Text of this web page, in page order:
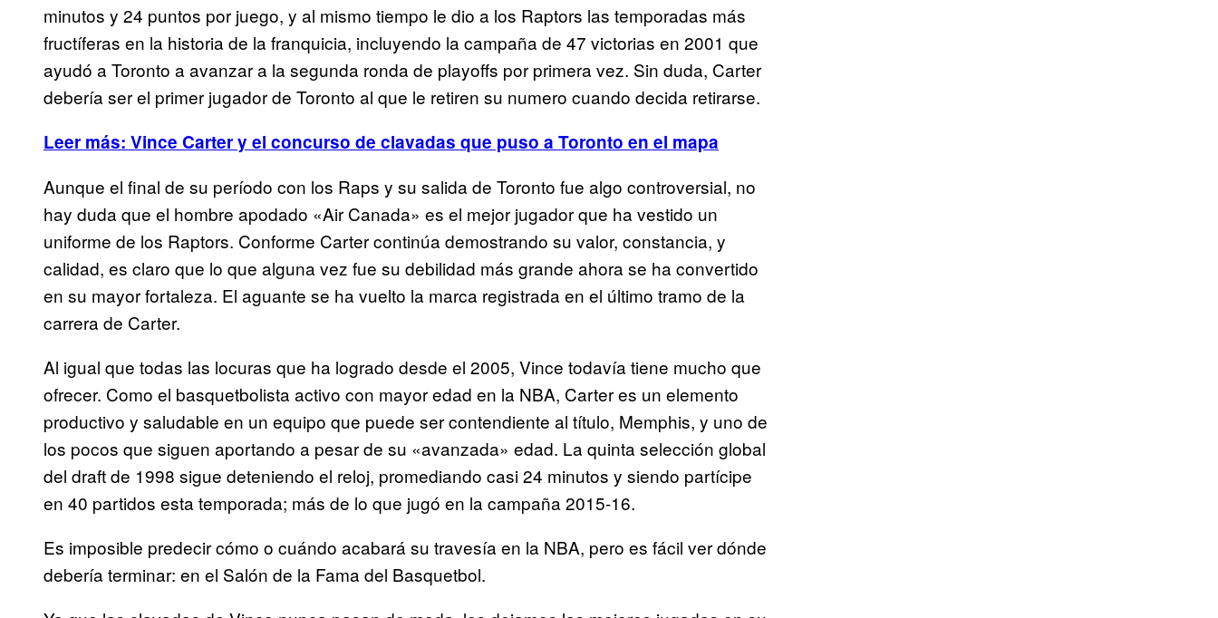
minutos y 24 puntos por juego, y al mismo tiempo le dio a los Raptors las temporadas más
fructíferas en la historia de la franquicia, incluyendo la campaña de 47 victorias en 2001 que
ayudó a Toronto a avanzar a la segunda ronda de playoffs por primera vez. Sin duda, Carter
debería ser el primer jugador de Toronto al que le retiren su numero cuando decida retirarse.
Leer más: Vince Carter y el concurso de clavadas que puso a Toronto en el mapa
Aunque el final de su período con los Raps y su salida de Toronto fue algo controversial, no
hay duda que el hombre apodado «Air Canada» es el mejor jugador que ha vestido un
uniforme de los Raptors. Conforme Carter continúa demostrando su valor, constancia, y
calidad, es claro que lo que alguna vez fue su debilidad más grande ahora se ha convertido
en su mayor fortaleza. El aguante se ha vuelto la marca registrada en el último tramo de la
carrera de Carter.
Al igual que todas las locuras que ha logrado desde el 2005, Vince todavía tiene mucho que
ofrecer. Como el basquetbolista activo con mayor edad en la NBA, Carter es un elemento
productivo y saludable en un equipo que puede ser contendiente al título, Memphis, y uno de
los pocos que siguen aportando a pesar de su «avanzada» edad. La quinta selección global
del draft de 1998 sigue deteniendo el reloj, promediando casi 24 minutos y siendo partícipe
en 40 partidos esta temporada; más de lo que jugó en la campaña 2015-16.
Es imposible predecir cómo o cuándo acabará su travesía en la NBA, pero es fácil ver dónde
debería terminar: en el Salón de la Fama del Basquetbol.